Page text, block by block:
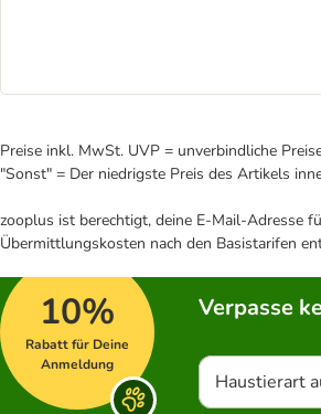
Preise inkl. MwSt. UVP = unverbindliche
"Sonst" = Der niedrigste Preis des Artikels
zooplus ist berechtigt, deine E-Mail-Adresse
Übermittlungskosten nach den Basistarifen
10%
Rabatt für Deine
Anmeldung
Verpasse
Haustierart